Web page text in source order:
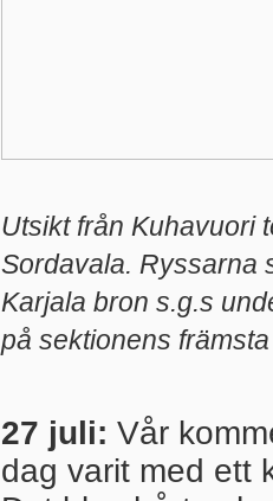
Utsikt från Kuhavuori
Sordavala. Ryssarna
Karjala bron s.g.s
på sektionens
27 juli: Vår
dag varit med ett